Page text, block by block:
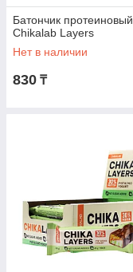
Батончик протеиновый
Chikalab Layers
Нет в наличии
830 ₸